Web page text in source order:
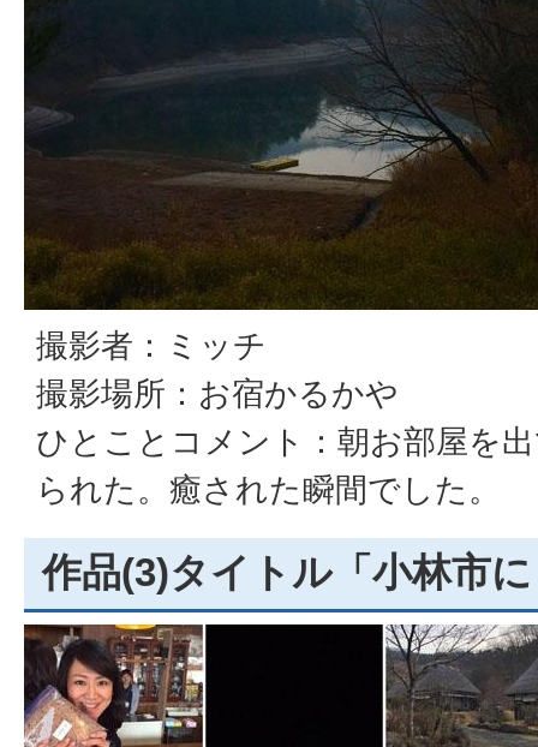
撮影者：ミッチ
撮影場所：お宿かるかや
ひとことコメント：朝お部屋を
られた。癒された瞬間でした。
作品(3)タイトル「小林市